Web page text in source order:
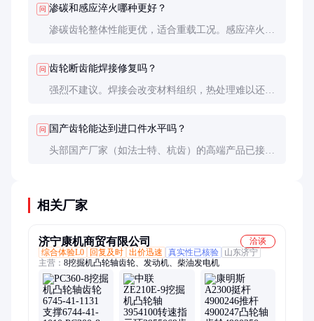
问 渗碳和感应淬火哪种更好？
渗碳齿轮整体性能更优，适合重载工况。感应淬火成
问 齿轮断齿能焊接修复吗？
强烈不建议。焊接会改变材料组织，热处理难以还
问 国产齿轮能达到进口件水平吗？
头部国产厂家（如法士特、杭齿）的高端产品已接近
相关厂家
济宁康机商贸有限公司
洽谈
综合体验L0
回复及时 出价迅速 真实性已核验
山东济宁
主营： 8挖掘机凸轮轴齿轮、发动机、柴油发电机